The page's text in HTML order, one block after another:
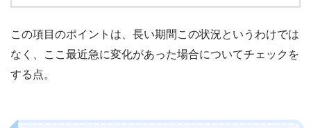
この項目のポイントは、長い期間この状況というわけでは
なく、ここ最近急に変化があった場合についてチェックを
する点。